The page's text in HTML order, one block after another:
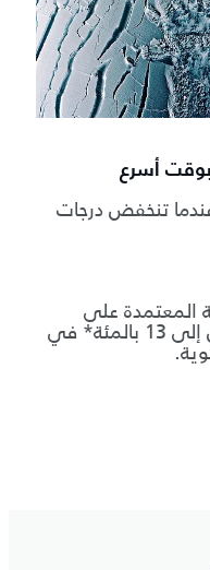
أسرع
تنخفض درجات
المعتمدة على
تقليل مسافة الكبح بنسبة تصل إلى 13 بالمئة* في